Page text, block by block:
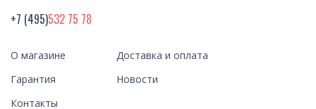
+7 (495)532 75 78
О магазине
Доставка и оплата
Гарантия
Новости
Контакты